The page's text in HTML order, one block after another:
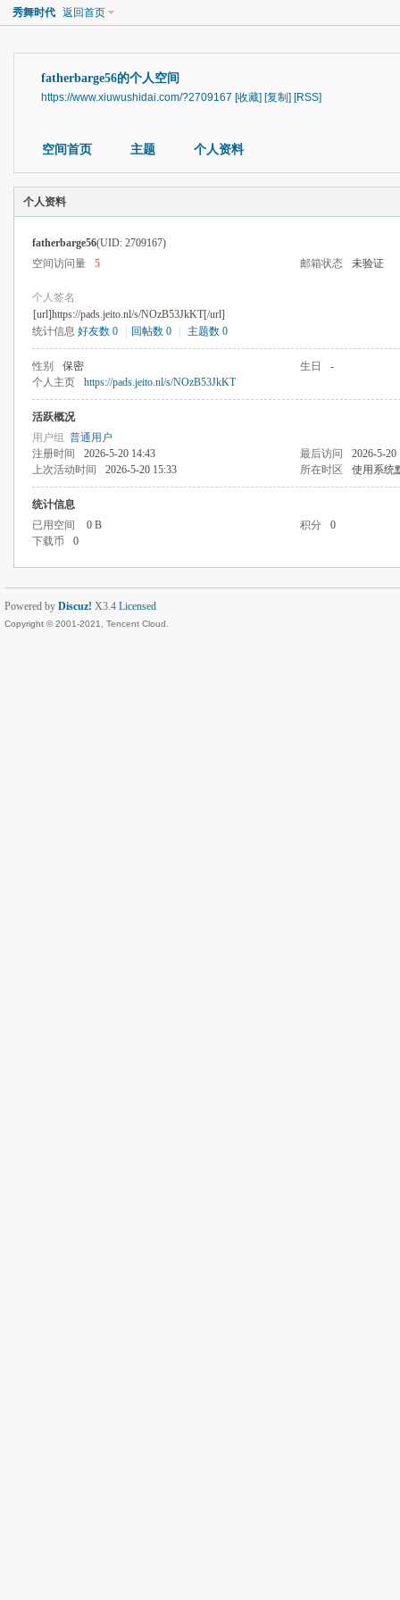
秀舞时代 返回首页
fatherbarge56的个人空间
https://www.xiuwushidai.com/?2709167 [收藏] [复制] [RSS]
空间首页 主题 个人资料
个人资料
fatherbarge56(UID: 2709167)
空间访问量
5 邮箱状态 未验证
个人签名
[url]https://pads.jeito.nl/s/NOzB53JkKT[/url]
统计信息 好友数 0 回帖数 0 主题数 0
性别 保密 生日
-
个人主页
https://pads.jeito.nl/s/NOzB53JkKT
活跃概况
用户组 普通用户
注册时间
2026-5-20 14:43 最后访问
2026-5-20
上次活动时间
2026-5-20 15:33 所在时区 使用系统
统计信息
已用空间
0 B 积分
0
下载币
0
Powered by Discuz! X3.4 Licensed
Copyright © 2001-2021, Tencent Cloud.